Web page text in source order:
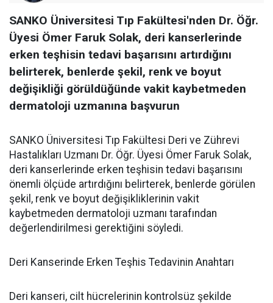
SANKO Üniversitesi Tıp Fakültesi'nden Dr. Öğr.
Üyesi Ömer Faruk Solak, deri kanserlerinde
erken teşhisin tedavi başarısını artırdığını
belirterek, benlerde şekil, renk ve boyut
değişikliği görüldüğünde vakit kaybetmeden
dermatoloji uzmanına başvurun
SANKO Üniversitesi Tıp Fakültesi Deri ve Zührevi
Hastalıkları Uzmanı Dr. Öğr. Üyesi Ömer Faruk Solak,
deri kanserlerinde erken teşhisin tedavi başarısını
önemli ölçüde artırdığını belirterek, benlerde görülen
şekil, renk ve boyut değişikliklerinin vakit
kaybetmeden dermatoloji uzmanı tarafından
değerlendirilmesi gerektiğini söyledi.
Deri Kanserinde Erken Teşhis Tedavinin Anahtarı
Deri kanseri, cilt hücrelerinin kontrolsüz şekilde